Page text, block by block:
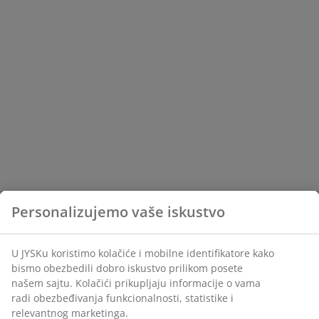
Personalizujemo vaše iskustvo
U JYSKu koristimo kolačiće i mobilne identifikatore kako
bismo obezbedili dobro iskustvo prilikom posete
našem sajtu. Kolačići prikupljaju informacije o vama
radi obezbeđivanja funkcionalnosti, statistike i
relevantnog marketinga.